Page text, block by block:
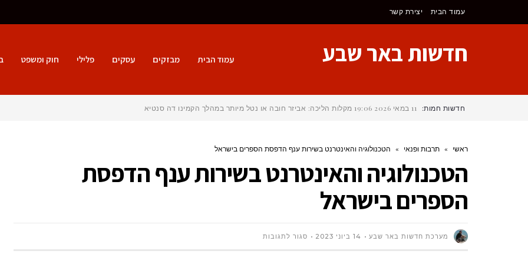
עמוד הבית יצירת קשר
חדשות באר שבע עמוד הבית מבזקים עסקים פלילי חוק ומשפט
חדשות חמות: 11 במאי 2026 19:06 מקלות הליכה: אביזר חובה או נטל מיותר במהלך הקמינו דה סנטיאגו?
ראשי » תרבות ופנאי » הטכנולוגיה והאינטרנט בשירות ענף הדפסת הספרים בישראל
הטכנולוגיה והאינטרנט בשירות ענף הדפסת
הספרים בישראל
מערכת חדשות באר שבע 14 ביוני 2023 סגור לתגובותעל